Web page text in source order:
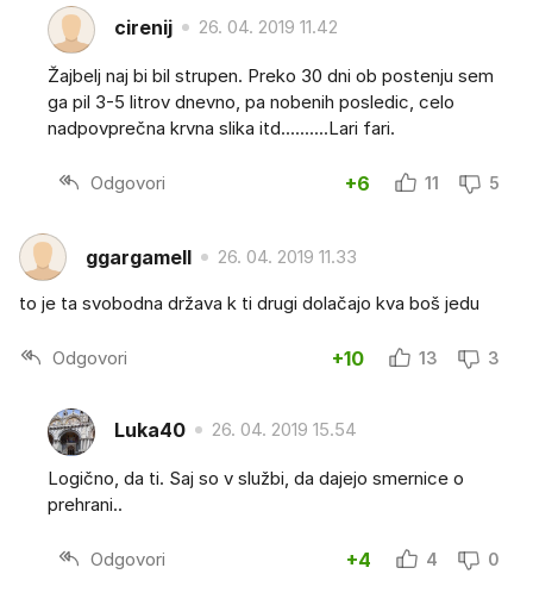
cirenij 26. 04. 2019 11.42
Žajbelj naj bi bil strupen. Preko 30 dni ob postenju sem
ga pil 3-5 litrov dnevno, pa nobenih posledic, celo
nadpovprečna krvna slika itd..........Lari fari.
Odgovori +6 11 5
ggargamell 26. 04. 2019 11.33
to je ta svobodna država k ti drugi dolačajo kva boš jedu
Odgovori +10 13 3
Luka40 26. 04. 2019 15.54
Logično, da ti. Saj so v službi, da dajejo smernice o
prehrani..
Odgovori +4 4 0